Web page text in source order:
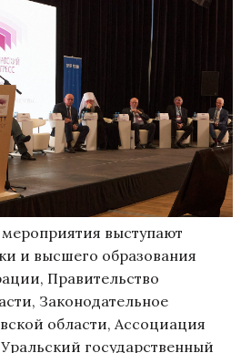
выступают
и высшего образования
Правительство
Законодательное
области, Ассоциация
государственный